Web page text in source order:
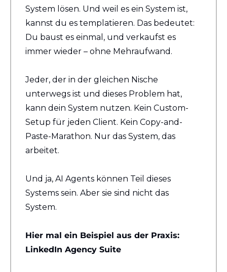
System lösen. Und weil es ein System ist,
kannst du es templatieren. Das bedeutet:
Du baust es einmal, und verkaufst es
immer wieder – ohne Mehraufwand.
Jeder, der in der gleichen Nische
unterwegs ist und dieses Problem hat,
kann dein System nutzen. Kein Custom-
Setup für jeden Client. Kein Copy-and-
Paste-Marathon. Nur das System, das
arbeitet.
Und ja, AI Agents können Teil dieses
Systems sein. Aber sie sind nicht das
System.
Hier mal ein Beispiel aus der Praxis:
LinkedIn Agency Suite